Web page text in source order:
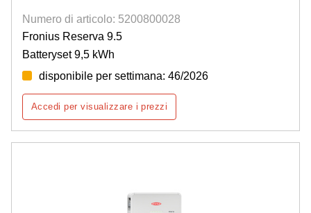
Numero di articolo: 5200800028
Fronius Reserva 9.5
Batteryset 9,5 kWh
disponibile per settimana: 46/2026
Accedi per visualizzare i prezzi